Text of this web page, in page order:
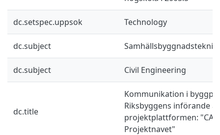
dc.setspec.uppsok Technology
dc.subject Samhällsbyggnadsteknik
dc.subject Civil Engineering
dc.title
Kommunikation i
Riksbyggens införande av
projektplattformen:
Projektnavet"